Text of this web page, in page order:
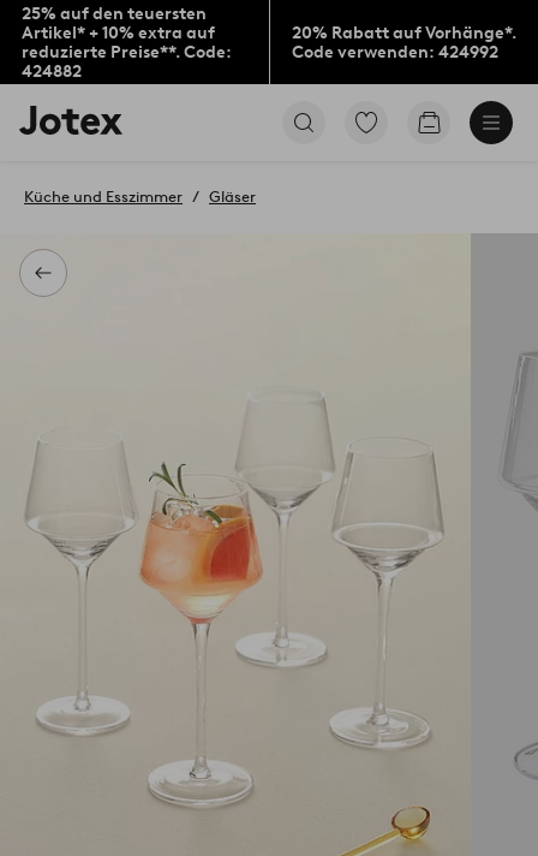
25% auf den teuersten
Artikel* + 10% extra auf
reduzierte Preise**. Code:
424882
20% Rabatt auf Vorhänge*.
Code verwenden: 424992
Jotex-
Logo
Startseite
Zu
Zum
Zurück
Küche und Esszimmer Gläser